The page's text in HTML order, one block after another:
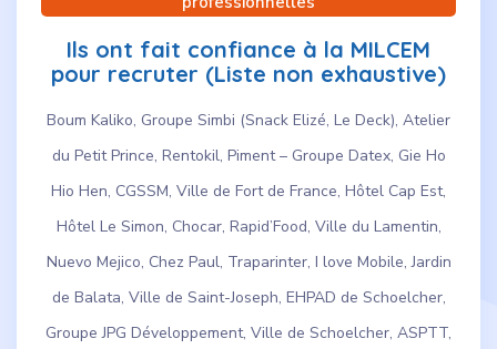
Ils ont fait confiance à la MILCEM
pour recruter (Liste non exhaustive)
Boum Kaliko, Groupe Simbi (Snack Elizé, Le Deck), Atelier
du Petit Prince, Rentokil, Piment – Groupe Datex, Gie Ho
Hio Hen, CGSSM, Ville de Fort de France, Hôtel Cap Est,
Hôtel Le Simon, Chocar, Rapid’Food, Ville du Lamentin,
Nuevo Mejico, Chez Paul, Traparinter, I love Mobile, Jardin
de Balata, Ville de Saint-Joseph, EHPAD de Schoelcher,
Groupe JPG Développement, Ville de Schoelcher, ASPTT,